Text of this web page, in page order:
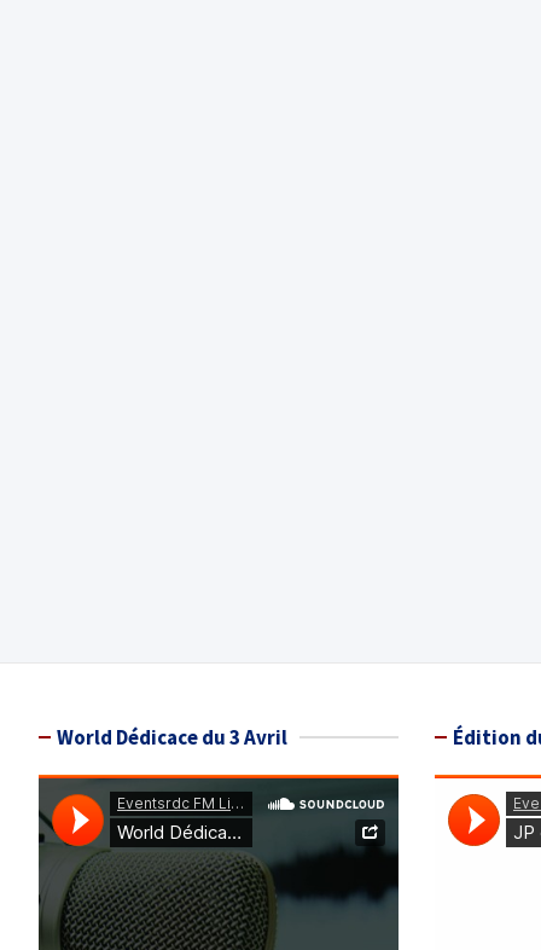
World Dédicace du 3 Avril Édition